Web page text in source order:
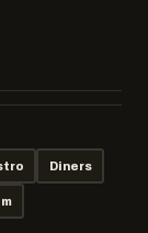
Diners